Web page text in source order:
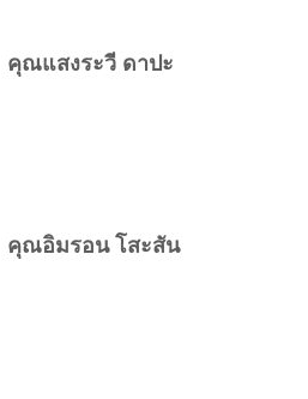
คุณแสงระวี ดาปะ
คุณอิมรอน โสะสัน